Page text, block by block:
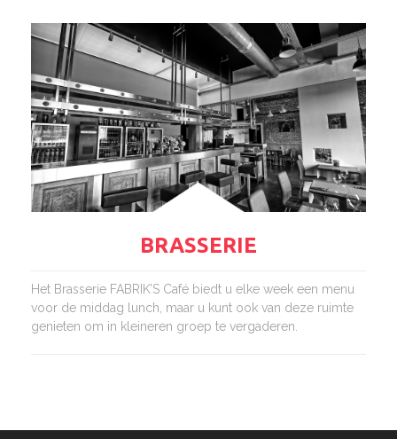
BRASSERIE
Het Brasserie FABRIK’S Café biedt u elke week een menu
voor de middag lunch, maar u kunt ook van deze ruimte
genieten om in kleineren groep te vergaderen.